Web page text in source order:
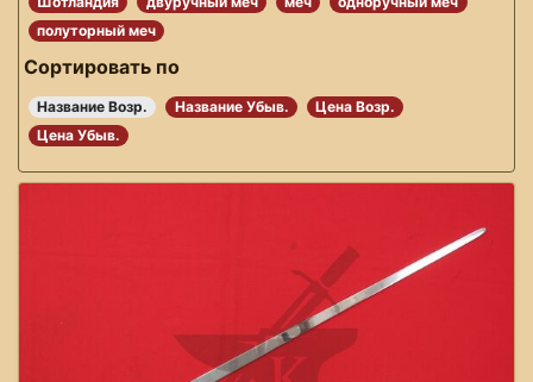
полуторный меч
Сортировать по
Название Возр. Название Убыв.
Цена Возр.
Цена Убыв.